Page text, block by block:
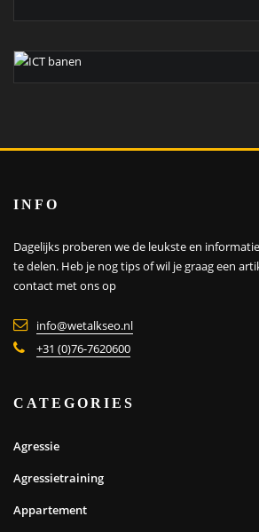
INFO
Dagelijks proberen we de leukste en
te delen. Heb je nog tips of wil je graag een
contact met ons op
info@wetalkseo.nl
+31 (0)76-7620600
CATEGORIES
Agressie
Agressietraining
Appartement